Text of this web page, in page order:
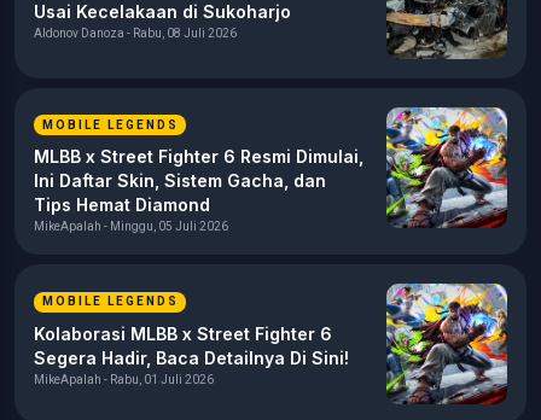
Usai Kecelakaan di Sukoharjo
Aldonov Danoza - Rabu, 08 Juli 2026
MOBILE LEGENDS
MLBB x Street Fighter 6 Resmi Dimulai,
Ini Daftar Skin, Sistem Gacha, dan
Tips Hemat Diamond
MikeApalah - Minggu, 05 Juli 2026
MOBILE LEGENDS
Kolaborasi MLBB x Street Fighter 6
Segera Hadir, Baca Detailnya Di Sini!
MikeApalah - Rabu, 01 Juli 2026